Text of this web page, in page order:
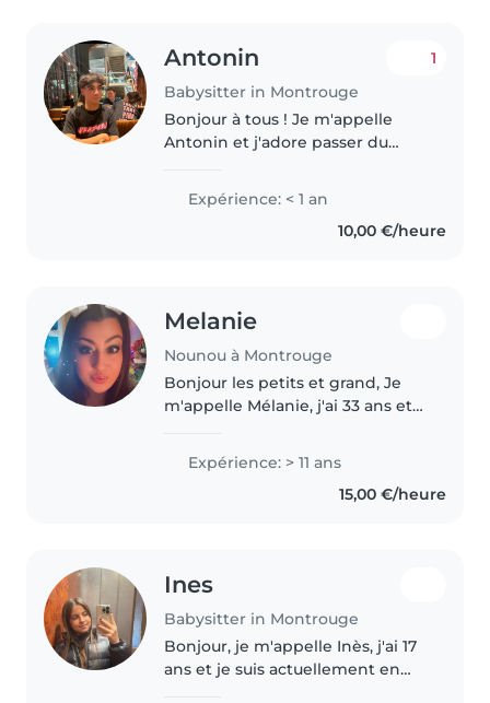
Antonin
Babysitter in Montrouge
1
Bonjour à tous ! Je m'appelle
Antonin et j'adore passer du
que grand frère d'une petite
sœur, j'ai développé une passion
pour veiller sur eux et créer..
Expérience: < 1 an
10,00 €/heure
Melanie
Nounou à Montrouge
Bonjour les petits et grand, Je
m'appelle Mélanie, j'ai 33 ans et
petite enfance depuis 2014.
Titulaire du CAP Petite Enfance
Expérience: > 11 ans
15,00 €/heure
Ines
Babysitter in Montrouge
Bonjour, je m'appelle Inès, j'ai 17
ans et je suis actuellement en